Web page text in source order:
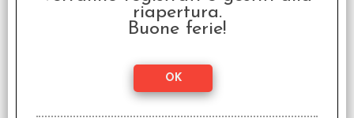
€ 17,59
riapertura.
Buone ferie!